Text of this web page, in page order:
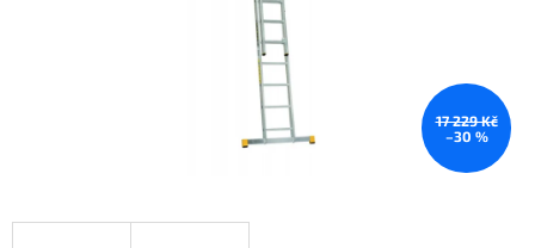
17 229 Kč
–30 %